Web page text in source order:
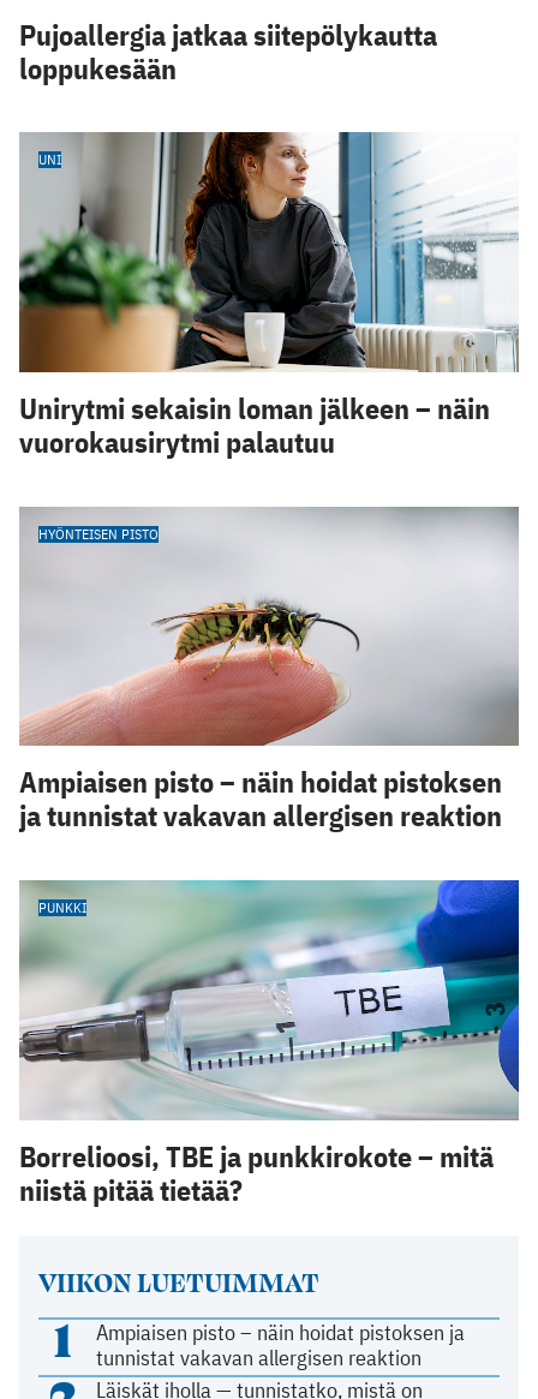
VIIKON LUETUIMMAT
1
Ampiaisen pisto – näin hoidat pistoksen ja
tunnistat vakavan allergisen reaktion
Läiskät iholla — tunnistatko, mistä on
Pujoallergia jatkaa siitepölykautta
loppukesään
UNI
Unirytmi sekaisin loman jälkeen – näin
vuorokausirytmi palautuu
HYÖNTEISEN PISTO
Ampiaisen pisto – näin hoidat pistoksen
ja tunnistat vakavan allergisen reaktion
PUNKKI
Borrelioosi, TBE ja punkkirokote – mitä
niistä pitää tietää?